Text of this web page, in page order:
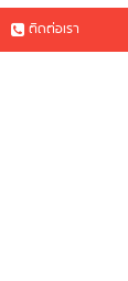
ติดต่อเรา